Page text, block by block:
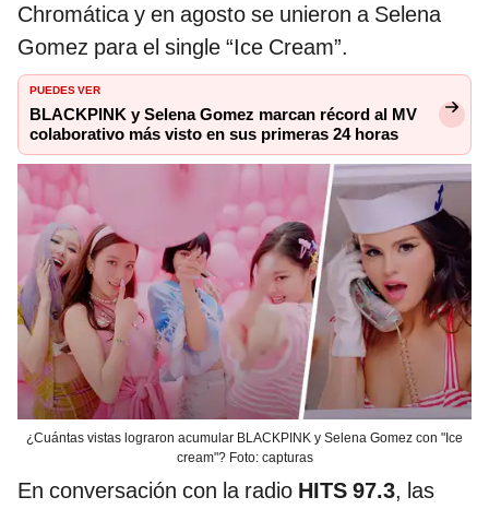
Chromática y en agosto se unieron a Selena
Gomez para el single “Ice Cream”.
PUEDES VER
BLACKPINK y Selena Gomez marcan récord al MV
colaborativo más visto en sus primeras 24 horas
¿Cuántas vistas lograron acumular BLACKPINK y Selena Gomez con "Ice
cream"? Foto: capturas
En conversación con la radio HITS 97.3, las